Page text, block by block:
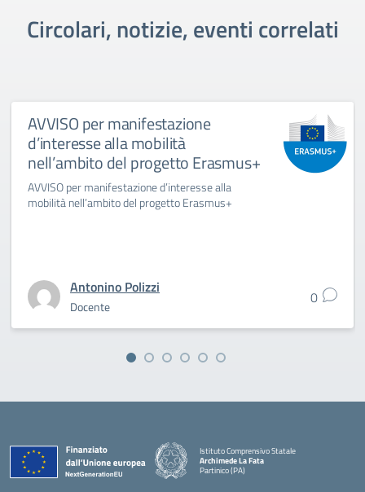
Circolari, notizie, eventi correlati
AVVISO per manifestazione
d’interesse alla mobilità
nell’ambito del progetto Erasmus+
AVVISO per manifestazione d’interesse alla
mobilità nell’ambito del progetto Erasmus+
Antonino Polizzi
Docente 0
Istituto Comprensivo Statale
Archimede La Fata
Partinico (PA)